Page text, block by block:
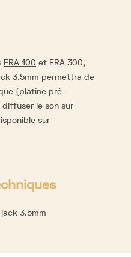
ERA 100 et ERA 300,
3.5mm permettra de
(platine pré-
le son sur
sur
3.5mm